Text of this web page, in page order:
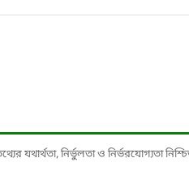
নির্ভুলতা ও নির্ভরযোগ্যতা